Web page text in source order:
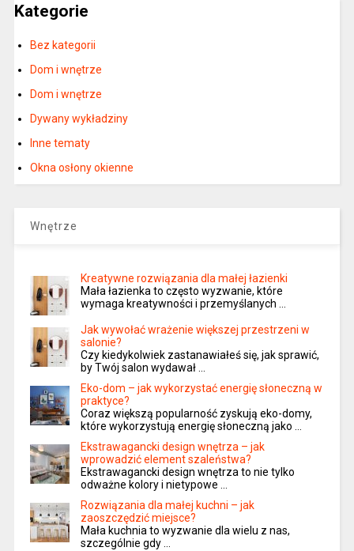
Kategorie
Bez kategorii
Dom i wnętrze
Dom i wnętrze
Dywany wykładziny
Inne tematy
Okna osłony okienne
Wnętrze
Kreatywne rozwiązania dla małej łazienki
Mała łazienka to często wyzwanie, które
wymaga kreatywności i przemyślanych …
Jak wywołać wrażenie większej przestrzeni w
salonie?
Czy kiedykolwiek zastanawiałeś się, jak sprawić,
by Twój salon wydawał …
Eko-dom – jak wykorzystać energię słoneczną w
praktyce?
Coraz większą popularność zyskują eko-domy,
które wykorzystują energię słoneczną jako …
Ekstrawagancki design wnętrza – jak
wprowadzić element szaleństwa?
Ekstrawagancki design wnętrza to nie tylko
odważne kolory i nietypowe …
Rozwiązania dla małej kuchni – jak
zaoszczędzić miejsce?
Mała kuchnia to wyzwanie dla wielu z nas,
szczególnie gdy …